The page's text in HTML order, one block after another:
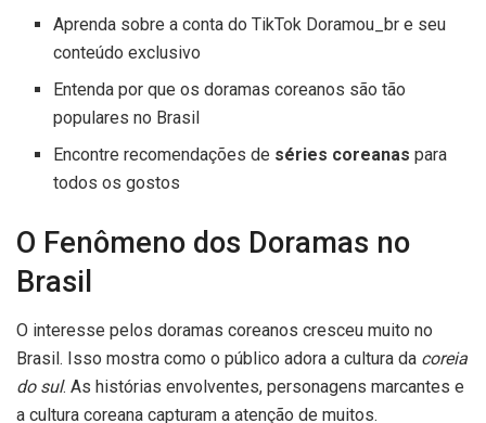
Aprenda sobre a conta do TikTok Doramou_br e seu
conteúdo exclusivo
Entenda por que os doramas coreanos são tão
populares no Brasil
Encontre recomendações de séries coreanas para
todos os gostos
O Fenômeno dos Doramas no
Brasil
O interesse pelos doramas coreanos cresceu muito no
Brasil. Isso mostra como o público adora a cultura da coreia
do sul. As histórias envolventes, personagens marcantes e
a cultura coreana capturam a atenção de muitos.